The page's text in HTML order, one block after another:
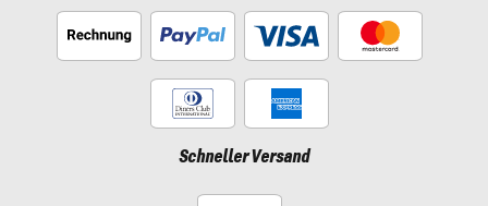
Schneller Versand